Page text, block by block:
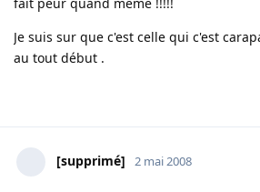
Je suis sur que c'est celle qui c'est
au tout début .
[supprimé] 2 mai 2008